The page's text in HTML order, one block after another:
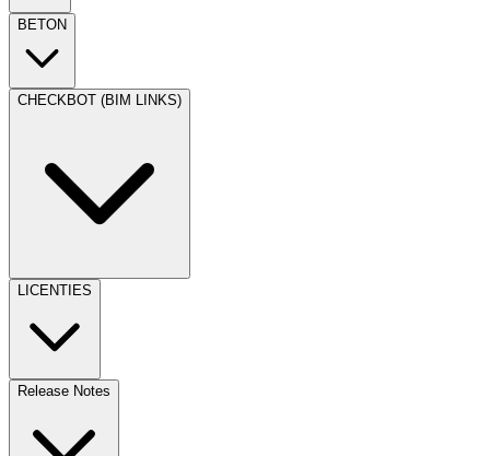
BETON
CHECKBOT (BIM LINKS)
LICENTIES
Release Notes